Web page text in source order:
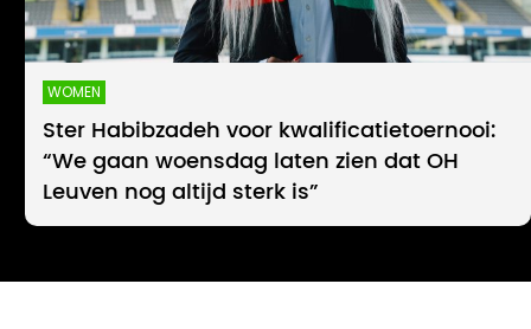
WOMEN
Ster Habibzadeh voor kwalificatietoernooi:
“We gaan woensdag laten zien dat OH
Leuven nog altijd sterk is”